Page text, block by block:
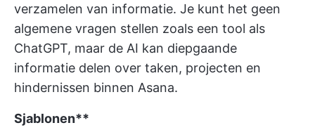
verzamelen van informatie. Je kunt het geen
algemene vragen stellen zoals een tool als
ChatGPT, maar de AI kan diepgaande
informatie delen over taken, projecten en
hindernissen binnen Asana.
Sjablonen**